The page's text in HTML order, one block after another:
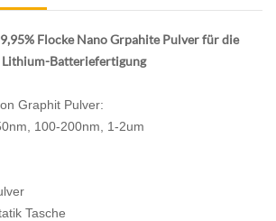
Flocke Nano Grpahite Pulver für die
Lithium-Batteriefertigung
Graphit Pulver:
100-200nm, 1-2um
Tasche